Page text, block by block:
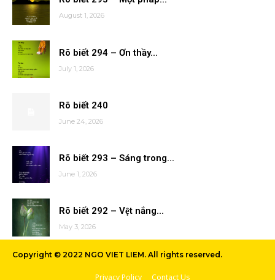
August 1, 2026
Rõ biết 294 – Ơn thầy...
July 1, 2026
Rõ biết 240
June 24, 2026
Rõ biết 293 – Sáng trong...
June 1, 2026
Rõ biết 292 – Vệt nắng...
May 3, 2026
Copyright © 2022 NGO VIET LIEM. All rights reserved.
Privacy Policy Contact Us